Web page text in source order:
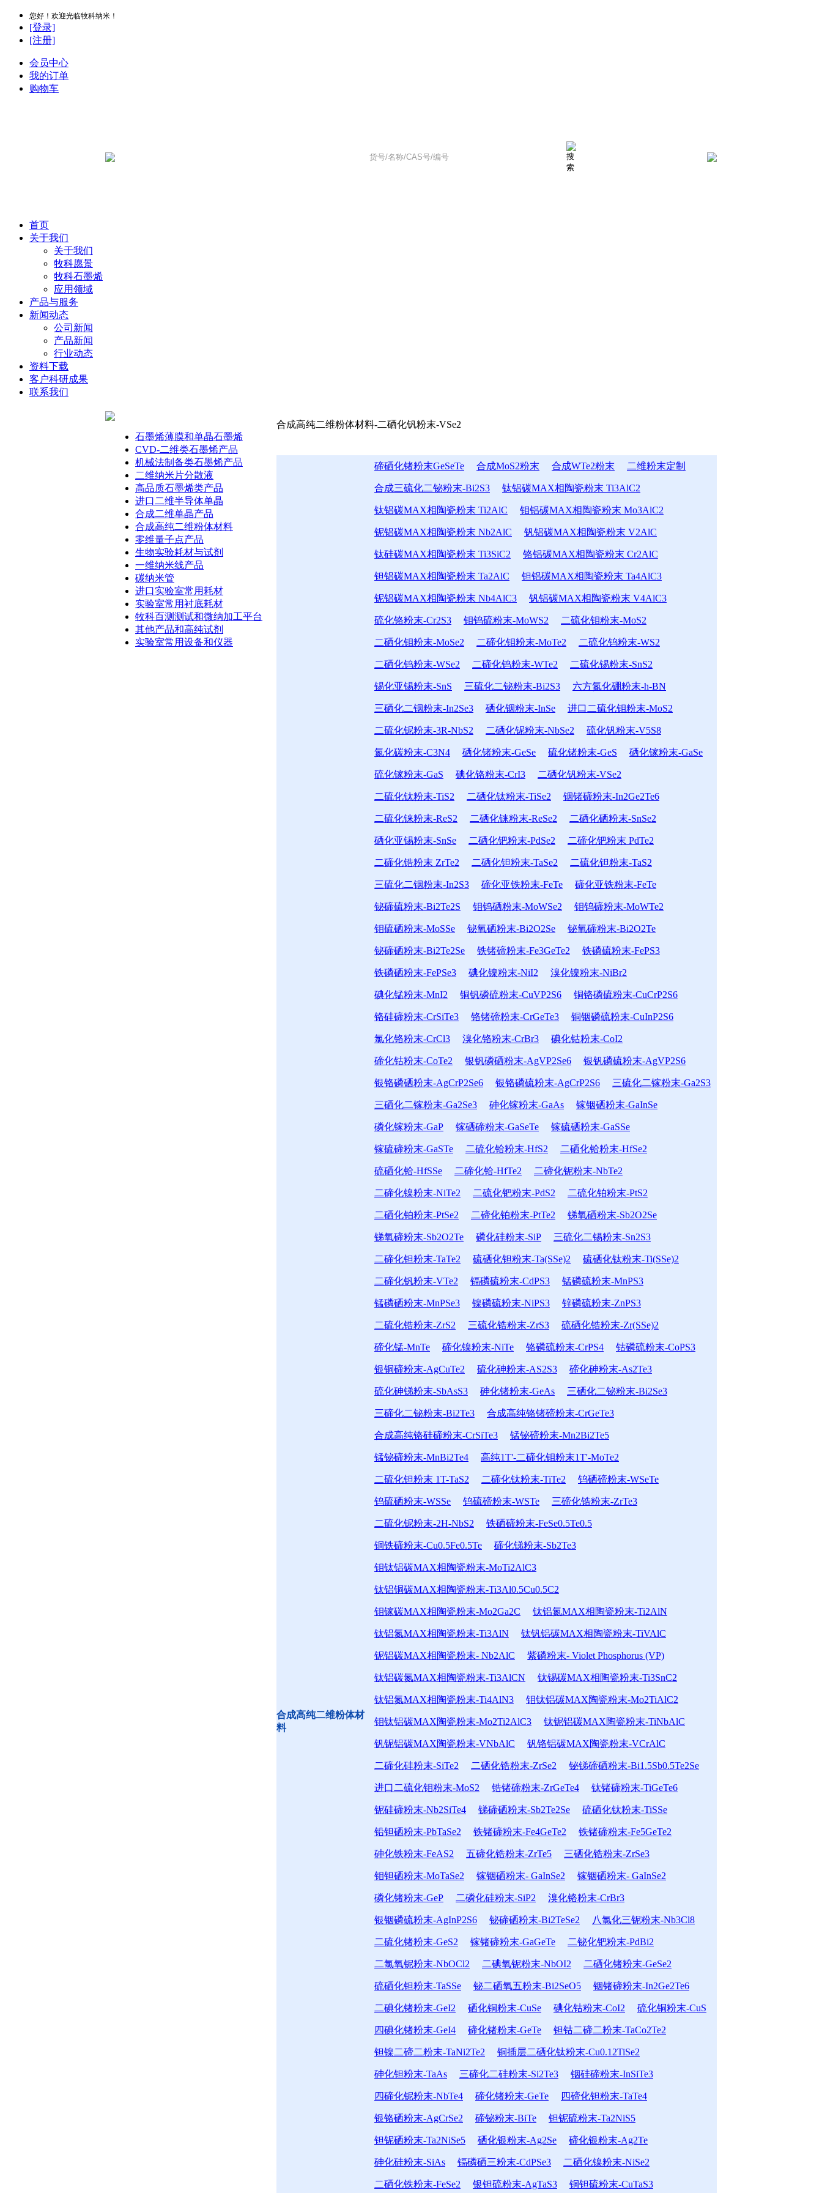
您好！欢迎光临牧科纳米！
[登录]
[注册]
会员中心
我的订单
购物车
首页
关于我们
关于我们
牧科愿景
牧科石墨烯
应用领域
产品与服务
新闻动态
公司新闻
产品新闻
行业动态
资料下载
客户科研成果
联系我们
石墨烯薄膜和单晶石墨烯
CVD-二维类石墨烯产品
机械法制备类石墨烯产品
二维纳米片分散液
高品质石墨烯类产品
进口二维半导体单晶
合成二维单晶产品
合成高纯二维粉体材料
零维量子点产品
生物实验耗材与试剂
一维纳米线产品
碳纳米管
进口实验室常用耗材
实验室常用衬底耗材
牧科百测测试和微纳加工平台
其他产品和高纯试剂
实验室常用设备和仪器
合成高纯二维粉体材料-二硒化钒粉末-VSe2
合成高纯二维粉体材
料
碲硒化锗粉末GeSeTe 合成MoS2粉末 合成WTe2粉末 二维粉末定制
合成三硫化二铋粉末-Bi2S3 钛铝碳MAX相陶瓷粉末 Ti3AlC2
钛铝碳MAX相陶瓷粉末 Ti2AlC 钼铝碳MAX相陶瓷粉末 Mo3AlC2
铌铝碳MAX相陶瓷粉末 Nb2AlC 钒铝碳MAX相陶瓷粉末 V2AlC
钛硅碳MAX相陶瓷粉末 Ti3SiC2 铬铝碳MAX相陶瓷粉末 Cr2AlC
钽铝碳MAX相陶瓷粉末 Ta2AlC 钽铝碳MAX相陶瓷粉末 Ta4AlC3
铌铝碳MAX相陶瓷粉末 Nb4AlC3 钒铝碳MAX相陶瓷粉末 V4AlC3
硫化铬粉末-Cr2S3 钼钨硫粉末-MoWS2 二硫化钼粉末-MoS2
二硒化钼粉末-MoSe2 二碲化钼粉末-MoTe2 二硫化钨粉末-WS2
二硒化钨粉末-WSe2 二碲化钨粉末-WTe2 二硫化锡粉末-SnS2
锡化亚锡粉末-SnS 三硫化二铋粉末-Bi2S3 六方氮化硼粉末-h-BN
三硒化二铟粉末-In2Se3 硒化铟粉末-InSe 进口二硫化钼粉末-MoS2
二硫化铌粉末-3R-NbS2 二硒化铌粉末-NbSe2 硫化钒粉末-V5S8
氮化碳粉末-C3N4 硒化锗粉末-GeSe 硫化锗粉末-GeS 硒化镓粉末-GaSe
硫化镓粉末-GaS 碘化铬粉末-CrI3 二硒化钒粉末-VSe2
二硫化钛粉末-TiS2 二硒化钛粉末-TiSe2 铟锗碲粉末-In2Ge2Te6
二硫化铼粉末-ReS2 二硒化铼粉末-ReSe2 二硒化硒粉末-SnSe2
硒化亚锡粉末-SnSe 二硒化钯粉末-PdSe2 二碲化钯粉末 PdTe2
二碲化锆粉末 ZrTe2 二硒化钽粉末-TaSe2 二硫化钽粉末-TaS2
三硫化二铟粉末-In2S3 碲化亚铁粉末-FeTe 碲化亚铁粉末-FeTe
铋碲硫粉末-Bi2Te2S 钼钨硒粉末-MoWSe2 钼钨碲粉末-MoWTe2
钼硫硒粉末-MoSSe 铋氧硒粉末-Bi2O2Se 铋氧碲粉末-Bi2O2Te
铋碲硒粉末-Bi2Te2Se 铁锗碲粉末-Fe3GeTe2 铁磷硫粉末-FePS3
铁磷硒粉末-FePSe3 碘化镍粉末-NiI2 溴化镍粉末-NiBr2
碘化锰粉末-MnI2 铜钒磷硫粉末-CuVP2S6 铜铬磷硫粉末-CuCrP2S6
铬硅碲粉末-CrSiTe3 铬锗碲粉末-CrGeTe3 铜铟磷硫粉末-CuInP2S6
氯化铬粉末-CrCl3 溴化铬粉末-CrBr3 碘化钴粉末-CoI2
碲化钴粉末-CoTe2 银钒磷硒粉末-AgVP2Se6 银钒磷硫粉末-AgVP2S6
银铬磷硒粉末-AgCrP2Se6 银铬磷硫粉末-AgCrP2S6 三硫化二镓粉末-Ga2S3
三硒化二镓粉末-Ga2Se3 砷化镓粉末-GaAs 镓铟硒粉末-GaInSe
磷化镓粉末-GaP 镓硒碲粉末-GaSeTe 镓硫硒粉末-GaSSe
镓硫碲粉末-GaSTe 二硫化铪粉末-HfS2 二硒化铪粉末-HfSe2
硫硒化铪-HfSSe 二碲化铪-HfTe2 二碲化铌粉末-NbTe2
二碲化镍粉末-NiTe2 二硫化钯粉末-PdS2 二硫化铂粉末-PtS2
二硒化铂粉末-PtSe2 二碲化铂粉末-PtTe2 锑氧硒粉末-Sb2O2Se
锑氧碲粉末-Sb2O2Te 磷化硅粉末-SiP 三硫化二锡粉末-Sn2S3
二碲化钽粉末-TaTe2 硫硒化钽粉末-Ta(SSe)2 硫硒化钛粉末-Ti(SSe)2
二碲化钒粉末-VTe2 镉磷硫粉末-CdPS3 锰磷硫粉末-MnPS3
锰磷硒粉末-MnPSe3 镍磷硫粉末-NiPS3 锌磷硫粉末-ZnPS3
二硫化锆粉末-ZrS2 三硫化锆粉末-ZrS3 硫硒化锆粉末-Zr(SSe)2
碲化锰-MnTe 碲化镍粉末-NiTe 铬磷硫粉末-CrPS4 钴磷硫粉末-CoPS3
银铜碲粉末-AgCuTe2 硫化砷粉末-AS2S3 碲化砷粉末-As2Te3
硫化砷锑粉末-SbAsS3 砷化锗粉末-GeAs 三硒化二铋粉末-Bi2Se3
三碲化二铋粉末-Bi2Te3 合成高纯铬锗碲粉末-CrGeTe3
合成高纯铬硅碲粉末-CrSiTe3 锰铋碲粉末-Mn2Bi2Te5
锰铋碲粉末-MnBi2Te4 高纯1T'-二碲化钼粉末1T'-MoTe2
二硫化钽粉末 1T-TaS2 二碲化钛粉末-TiTe2 钨硒碲粉末-WSeTe
钨硫硒粉末-WSSe 钨硫碲粉末-WSTe 三碲化锆粉末-ZrTe3
二硫化铌粉末-2H-NbS2 铁硒碲粉末-FeSe0.5Te0.5
铜铁碲粉末-Cu0.5Fe0.5Te 碲化锑粉末-Sb2Te3
钼钛铝碳MAX相陶瓷粉末-MoTi2AlC3
钛铝铜碳MAX相陶瓷粉末-Ti3Al0.5Cu0.5C2
钼镓碳MAX相陶瓷粉末-Mo2Ga2C 钛铝氮MAX相陶瓷粉末-Ti2AlN
钛铝氮MAX相陶瓷粉末-Ti3AlN 钛钒铝碳MAX相陶瓷粉末-TiVAlC
铌铝碳MAX相陶瓷粉末- Nb2AlC 紫磷粉末- Violet Phosphorus (VP)
钛铝碳氮MAX相陶瓷粉末-Ti3AlCN 钛锡碳MAX相陶瓷粉末-Ti3SnC2
钛铝氮MAX相陶瓷粉末-Ti4AlN3 钼钛铝碳MAX陶瓷粉末-Mo2TiAlC2
钼钛铝碳MAX陶瓷粉末-Mo2Ti2AlC3 钛铌铝碳MAX陶瓷粉末-TiNbAlC
钒铌铝碳MAX陶瓷粉末-VNbAlC 钒铬铝碳MAX陶瓷粉末-VCrAlC
二碲化硅粉末-SiTe2 二硒化锆粉末-ZrSe2 铋锑碲硒粉末-Bi1.5Sb0.5Te2Se
进口二硫化钼粉末-MoS2 锆锗碲粉末-ZrGeTe4 钛锗碲粉末-TiGeTe6
铌硅碲粉末-Nb2SiTe4 锑碲硒粉末-Sb2Te2Se 硫硒化钛粉末-TiSSe
铅钽硒粉末-PbTaSe2 铁锗碲粉末-Fe4GeTe2 铁锗碲粉末-Fe5GeTe2
砷化铁粉末-FeAS2 五碲化锆粉末-ZrTe5 三硒化锆粉末-ZrSe3
钼钽硒粉末-MoTaSe2 镓铟硒粉末- GaInSe2 镓铟硒粉末- GaInSe2
磷化锗粉末-GeP 二磷化硅粉末-SiP2 溴化铬粉末-CrBr3
银铟磷硫粉末-AgInP2S6 铋碲硒粉末-Bi2TeSe2 八氯化三铌粉末-Nb3Cl8
二硫化锗粉末-GeS2 镓锗碲粉末-GaGeTe 二铋化钯粉末-PdBi2
二氯氧铌粉末-NbOCl2 二碘氧铌粉末-NbOI2 二硒化锗粉末-GeSe2
硫硒化钽粉末-TaSSe 铋二硒氧五粉末-Bi2SeO5 铟锗碲粉末-In2Ge2Te6
二碘化锗粉末-GeI2 硒化铜粉末-CuSe 碘化钴粉末-CoI2 硫化铜粉末-CuS
四碘化锗粉末-GeI4 碲化锗粉末-GeTe 钽钴二碲二粉末-TaCo2Te2
钽镍二碲二粉末-TaNi2Te2 铜插层二硒化钛粉末-Cu0.12TiSe2
砷化钽粉末-TaAs 三碲化二硅粉末-Si2Te3 铟硅碲粉末-InSiTe3
四碲化铌粉末-NbTe4 碲化锗粉末-GeTe 四碲化钽粉末-TaTe4
银铬硒粉末-AgCrSe2 碲铋粉末-BiTe 钽铌硫粉末-Ta2NiS5
钽铌硒粉末-Ta2NiSe5 硒化银粉末-Ag2Se 碲化银粉末-Ag2Te
砷化硅粉末-SiAs 镉磷硒三粉末-CdPSe3 二硒化镍粉末-NiSe2
二硒化铁粉末-FeSe2 银钽硫粉末-AgTaS3 铜钽硫粉末-CuTaS3